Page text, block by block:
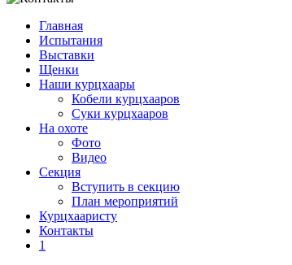
Главная
Испытания
Выставки
Щенки
Наши курцхаары
Кобели курцхааров
Суки курцхааров
На охоте
Фото
Видео
Секция
Вступить в секцию
План мероприятий
Курцхааристу
Контакты
1